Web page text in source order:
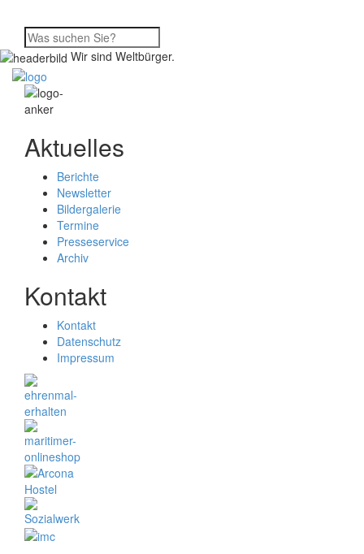
Wir sind Weltbürger.
Aktuelles
Berichte
Newsletter
Bildergalerie
Termine
Presseservice
Archiv
Kontakt
Kontakt
Datenschutz
Impressum